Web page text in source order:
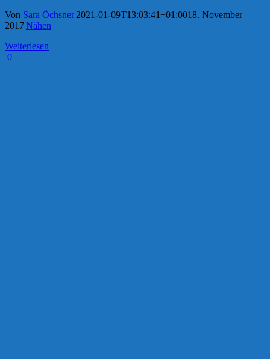
Von Sara Öchsner|2021-01-09T13:03:41+01:0018. November
2017|Nähen|
Weiterlesen
0